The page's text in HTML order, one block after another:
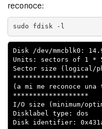
reconoce:
sudo fdisk -l
Disk /dev/mmcblk0:
Units: sectors of 1 *
Sector size (logical/
*******************
(a mi me reconoce
*******************
I/O size (minimum/
Disklabel type: dos
Disk identifier: